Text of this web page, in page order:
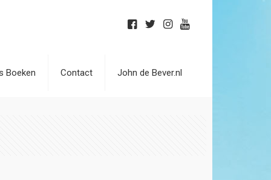
Boeken Contact John de Bever.nl